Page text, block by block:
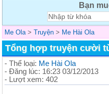
Bạn
Me Ola > Truyện > Me Hài Ola
Tổng hợp truyện cười
- Thể loại: Me Hài Ola
- Đăng lúc: 16:23 03/12/2013
- Lượt xem: 402